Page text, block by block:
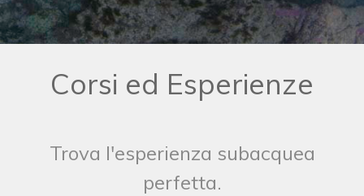
Corsi ed Esperienze
Trova l'esperienza subacquea
perfetta.